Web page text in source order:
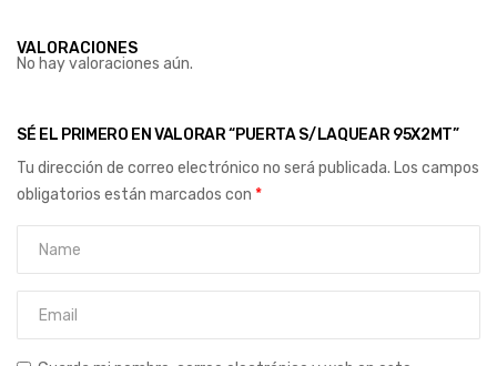
VALORACIONES
No hay valoraciones aún.
SÉ EL PRIMERO EN VALORAR “PUERTA S/LAQUEAR 95X2MT”
Tu dirección de correo electrónico no será publicada. Los campos
obligatorios están marcados con *